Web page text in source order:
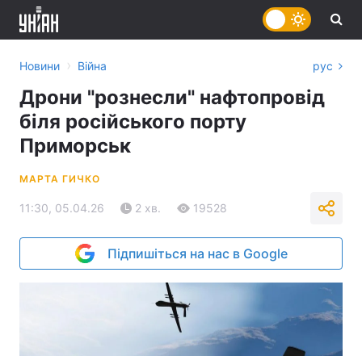
Новини › Війна рус
Дрони "рознесли" нафтопровід
біля російського порту
Приморськ
МАРТА ГИЧКО
11:30, 05.04.26 2 хв. 19528
Підпишіться на нас в Google